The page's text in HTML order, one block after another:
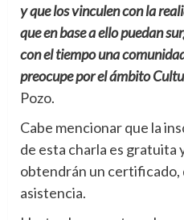
y que los vinculen con la
que en base a ello puedan
con el tiempo una
preocupe por el ámbito
Pozo.
Cabe mencionar que la
de esta charla es gratuita
obtendrán un certificado,
asistencia.